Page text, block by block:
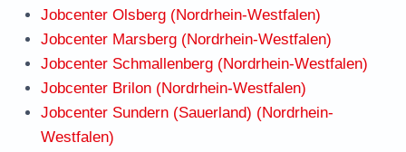
Jobcenter Olsberg (Nordrhein-Westfalen)
Jobcenter Marsberg (Nordrhein-Westfalen)
Jobcenter Schmallenberg (Nordrhein-Westfalen)
Jobcenter Brilon (Nordrhein-Westfalen)
Jobcenter Sundern (Sauerland) (Nordrhein-
Westfalen)